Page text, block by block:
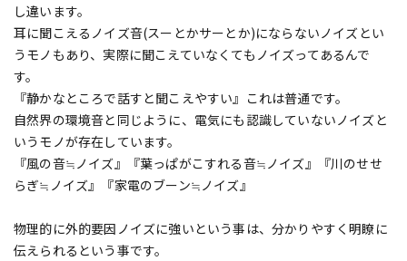
し違います。
耳に聞こえるノイズ音(スーとかサーとか)にならないノイズとい
うモノもあり、実際に聞こえていなくてもノイズってあるんで
す。
『静かなところで話すと聞こえやすい』これは普通です。
自然界の環境音と同じように、電気にも認識していないノイズと
いうモノが存在しています。
『風の音≒ノイズ』『葉っぱがこすれる音≒ノイズ』『川のせせ
らぎ≒ノイズ』『家電のブーン≒ノイズ』
物理的に外的要因ノイズに強いという事は、分かりやすく明瞭に
伝えられるという事です。